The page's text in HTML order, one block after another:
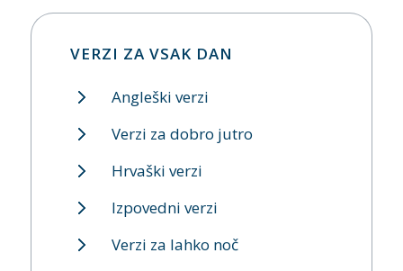
VERZI ZA VSAK DAN
Angleški verzi
Verzi za dobro jutro
Hrvaški verzi
Izpovedni verzi
Verzi za lahko noč